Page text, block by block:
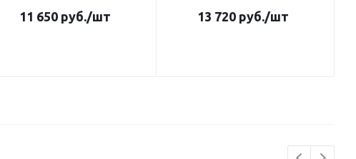
11 650 руб./шт 13 720 руб./шт